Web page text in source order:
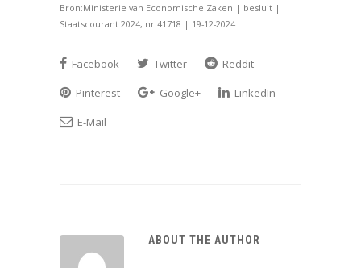
Bron:Ministerie van Economische Zaken | besluit |
Staatscourant 2024, nr 41718 | 19-12-2024
Facebook Twitter
Reddit
Pinterest
Google+
LinkedIn
E-Mail
ABOUT THE AUTHOR